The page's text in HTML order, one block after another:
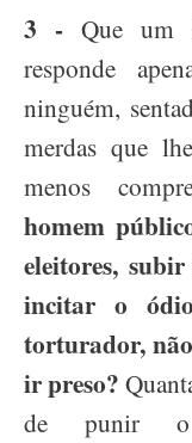
3 - Que um
responde
ninguém,
merdas que
menos
homem
eleitores,
incitar o
torturador,
ir preso?
de punir o